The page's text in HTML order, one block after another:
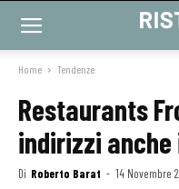
Home Tendenze
Restaurants
indirizzi
Di Roberto Barat - 14 Novembre